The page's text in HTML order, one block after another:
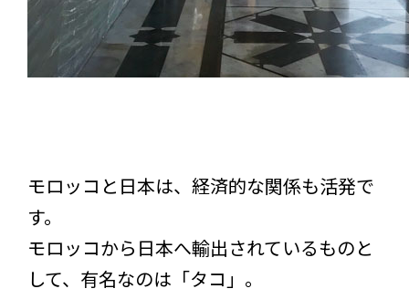
モロッコと日本は、経済的な関係も活発で
す。
モロッコから日本へ輸出されているものと
して、有名なのは「タコ」。